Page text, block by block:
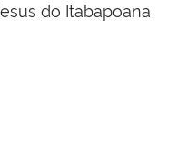
do Itabapoana